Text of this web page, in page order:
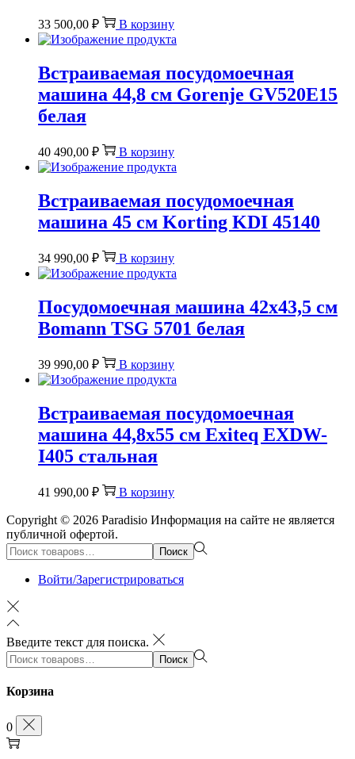
33 500,00 ₽ В корзину
Встраиваемая посудомоечная
машина 44,8 см Gorenje GV520E15
белая
40 490,00 ₽ В корзину
Встраиваемая посудомоечная
машина 45 см Korting KDI 45140
34 990,00 ₽ В корзину
Посудомоечная машина 42х43,5 см
Bomann TSG 5701 белая
39 990,00 ₽ В корзину
Встраиваемая посудомоечная
машина 44,8х55 см Exiteq EXDW-
I405 стальная
41 990,00 ₽ В корзину
Copyright © 2026 Paradisio Информация на сайте не является
публичной офертой.
Поиск:>
Поиск
Войти/Зарегистрироваться
Введите текст для поиска.
Поиск:>
Поиск
Корзина
0